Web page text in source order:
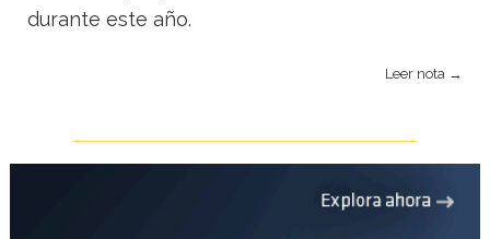
durante este año.
Leer nota →